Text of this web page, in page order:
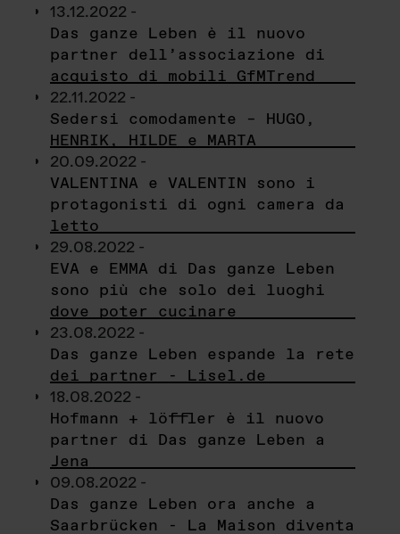
13.12.2022 -
Das ganze Leben è il nuovo
partner dell’associazione di
acquisto di mobili GfMTrend
22.11.2022 -
Sedersi comodamente – HUGO,
HENRIK, HILDE e MARTA
20.09.2022 -
VALENTINA e VALENTIN sono i
protagonisti di ogni camera da
letto
29.08.2022 -
EVA e EMMA di Das ganze Leben
sono più che solo dei luoghi
dove poter cucinare
23.08.2022 -
Das ganze Leben espande la rete
dei partner - Lisel.de
18.08.2022 -
Hofmann + löffler è il nuovo
partner di Das ganze Leben a
Jena
09.08.2022 -
Das ganze Leben ora anche a
Saarbrücken - La Maison diventa